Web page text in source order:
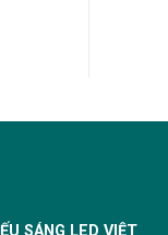
SÁNG LED VIỆT